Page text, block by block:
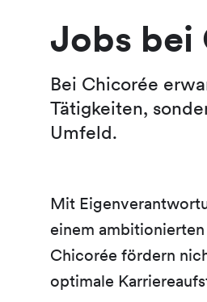
Jobs bei
Bei Chicorée
Tätigkeiten,
Umfeld.
Mit
einem
Chicorée fördern
optimale